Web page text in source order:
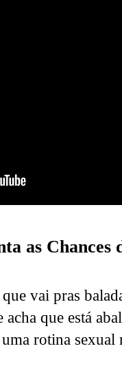
as
vai pras
que está
rotina sexual